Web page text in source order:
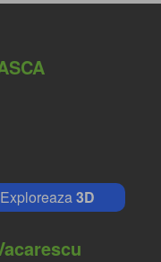
Exploreaza3D